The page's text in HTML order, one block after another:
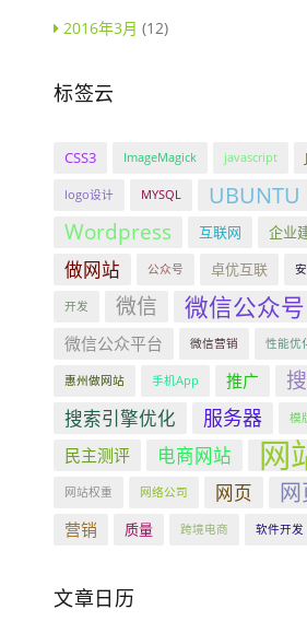
2016年3月 (12)
标签云
CSS3 ImageMagick javascript
logo设计 MYSQL UBUNTU
Wordpress 互联网 企业
做网站 公众号 卓优互联
开发 微信 微信公众号
微信公众平台 微信营销 性能优
惠州做网站 手机App 推广
搜索引擎优化 服务器 模
民主测评 电商网站 网
网站权重 网络公司 网页
营销 质量 跨境电商 软件开发
文章日历